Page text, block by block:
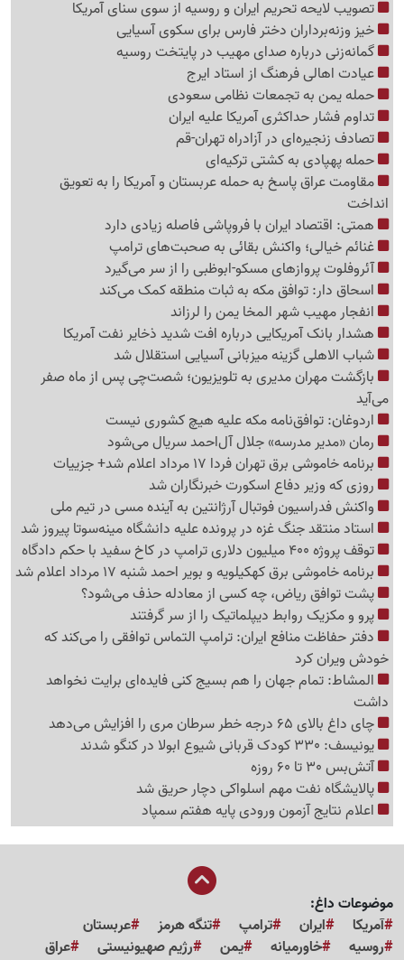
تصویب لایحه تحریم ایران و روسیه از سوی سنای آمریکا
خیز وزنه‌برداران دختر فارس برای سکوی آسیایی
گمانه‌زنی درباره صدای مهیب در پایتخت روسیه
عیادت اهالی فرهنگ از استاد ایرج
حمله یمن به تجمعات نظامی سعودی
تداوم فشار حداکثری آمریکا علیه ایران
تصادف زنجیره‌ای در آزادراه تهران-قم
حمله پهپادی به کشتی ترکیه‌ای
مقاومت عراق پاسخ به حمله عربستان و آمریکا را به تعویق
انداخت
همتی: اقتصاد ایران با فروپاشی فاصله زیادی دارد
غنائم خیالی؛ واکنش بقائی به صحبت‌های ترامپ
آئروفلوت پروازهای مسکو-ابوظبی را از سر می‌گیرد
اسحاق دار: توافق مکه به ثبات منطقه کمک می‌کند
انفجار مهیب شهر المخا یمن را لرزاند
هشدار بانک آمریکایی درباره افت شدید ذخایر نفت آمریکا
شباب الاهلی گزینه میزبانی آسیایی استقلال شد
بازگشت مهران مدیری به تلویزیون؛ شصت‌چی پس از ماه صفر
می‌آید
اردوغان: توافق‌نامه مکه علیه هیچ کشوری نیست
رمان «مدیر مدرسه» جلال آل‌احمد سریال می‌شود
برنامه خاموشی برق تهران فردا 17 مرداد اعلام شد+ جزییات
روزی که وزیر دفاع اسکورت خبرنگاران شد
واکنش فدراسیون فوتبال آرژانتین به آینده مسی در تیم ملی
استاد منتقد جنگ غزه در پرونده علیه دانشگاه مینه‌سوتا پیروز شد
توقف پروژه 400 میلیون دلاری ترامپ در کاخ سفید با حکم دادگاه
برنامه خاموشی برق کهکیلویه و بویر احمد شنبه 17 مرداد اعلام شد
پشت توافق ریاض، چه کسی از معادله حذف می‌شود؟
پرو و مکزیک روابط دیپلماتیک را از سر گرفتند
دفتر حفاظت منافع ایران: ترامپ التماس توافقی را می‌کند که
خودش ویران کرد
المشاط: تمام جهان را هم بسیج کنی فایده‌ای برایت نخواهد
داشت
چای داغ بالای 65 درجه خطر سرطان مری را افزایش می‌دهد
یونیسف: 330 کودک قربانی شیوع ابولا در کنگو شدند
آتش‌بس 30 تا 60 روزه
پالایشگاه نفت مهم اسلواکی دچار حریق شد
اعلام نتایج آزمون ورودی پایه هفتم سمپاد
موضوعات داغ:
آمریکا
ایران ترامپ تنگه هرمز
عربستان
روسیه
خاورمیانه یمن رژیم صهیونیستی
عراق